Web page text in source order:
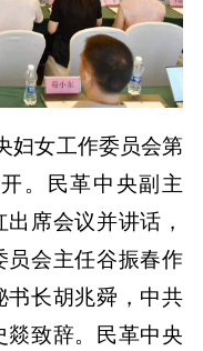
妇女工作委员会第
。民革中央副主
席会议并讲话，
员会主任谷振春作
书长胡兆舜，中共
燚致辞。民革中央